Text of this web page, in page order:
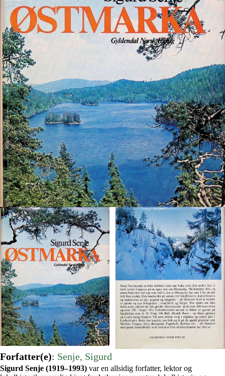
Forfatter(e): Senje, Sigurd
Sigurd Senje (1919–1993) var en allsidig forfatter, lektor og